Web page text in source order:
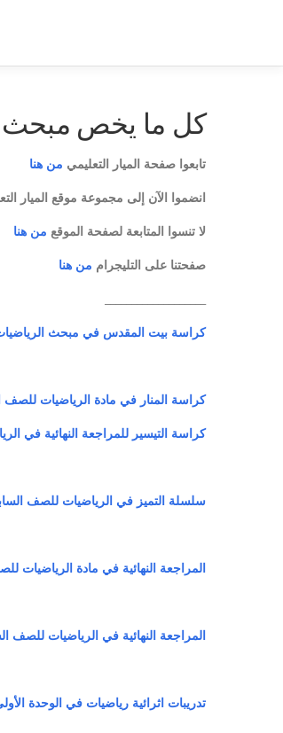
كل ما يخص مبحث
تابعوا صفحة الميار التعليمي من هنا
انضموا الآن إلى مجموعة موقع الميار
لا تنسوا المتابعة لصفحة الموقع من هنا
صفحتنا على التليجرام من هنا
كراسة بيت المقدس في مبحث
كراسة المنار في مادة الرياضيات للصف
كراسة التيسير للمراجعة النهائية في
سلسلة التميز في الرياضيات للصف
المراجعة النهائية في مادة الرياضيات
المراجعة النهائية في الرياضيات للصف
تدريبات اثرائية رياضيات في الوحدة